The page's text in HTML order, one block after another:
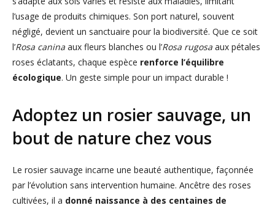
l’usage de produits chimiques. Son port naturel, souvent
négligé, devient un sanctuaire pour la biodiversité. Que ce soit
l’Rosa canina aux fleurs blanches ou l’Rosa rugosa aux pétales
roses éclatants, chaque espèce renforce l’équilibre
écologique. Un geste simple pour un impact durable !
Adoptez un rosier sauvage, un
bout de nature chez vous
Le rosier sauvage incarne une beauté authentique, façonnée
par l’évolution sans intervention humaine. Ancêtre des roses
cultivées, il a donné naissance à des centaines de